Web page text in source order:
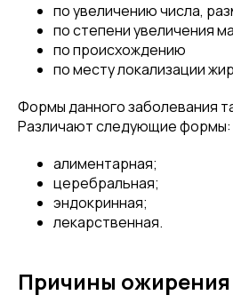
по увеличению числа,
по степени увеличения
по происхождению
по месту локализации
Формы данного заболевания
Различают следующие формы:
алиментарная;
церебральная;
эндокринная;
лекарственная.
Причины ожирения